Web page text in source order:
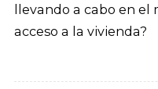
llevando a cabo en el
acceso a la vivienda?